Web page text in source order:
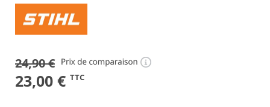
24,90€
Le
23,00 €Le
TTC